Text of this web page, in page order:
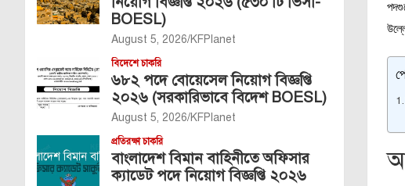
BOESL)
August 5, 2026 KFPlanet
বিদেশে চাকরি
৬৮২ পদে বোয়েসেল নিয়োগ বিজ্ঞপ্তি
২০২৬ (সরকারিভাবে বিদেশ BOESL)
August 5, 2026 KFPlanet
প্রতিরক্ষা চাকরি
বাংলাদেশ বিমান বাহিনীতে অফিসার
ক্যাডেট পদে নিয়োগ বিজ্ঞপ্তি ২০২৬